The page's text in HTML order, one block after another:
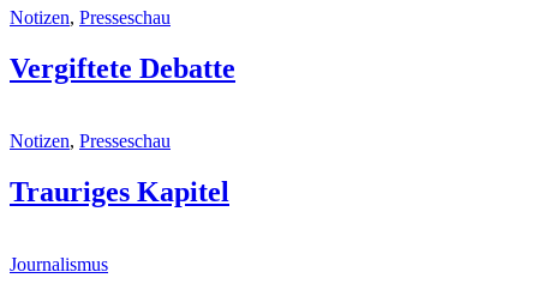
Notizen, Presseschau
Vergiftete Debatte
Notizen, Presseschau
Trauriges Kapitel
Journalismus